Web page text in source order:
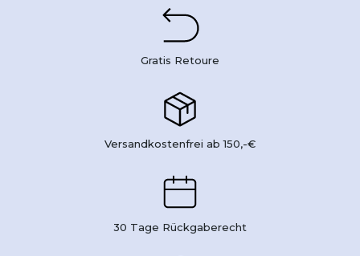
Gratis Retoure
Versandkostenfrei ab 150,-€
30 Tage Rückgaberecht